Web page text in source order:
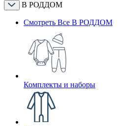
В РОДДОМ
Смотреть Все В РОДДОМ
Комплекты и наборы